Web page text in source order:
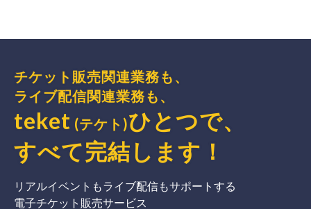
チケット販売関連業務も、
ライブ配信関連業務も、
teket (テケト)ひとつで、
すべて完結 します ！
リアルイベントもライブ配信もサポートする
電子チケット販売サービス